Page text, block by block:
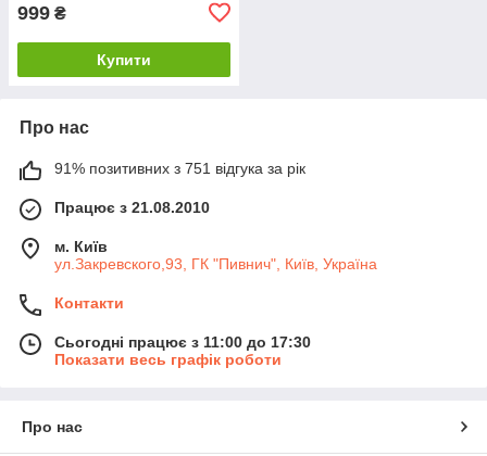
999 ₴
Купити
Про нас
91% позитивних з 751 відгука за рік
Працює з 21.08.2010
м. Київ
ул.Закревского,93, ГК "Пивнич", Київ, Україна
Контакти
Сьогодні працює з 11:00 до 17:30
Показати весь графік роботи
Про нас